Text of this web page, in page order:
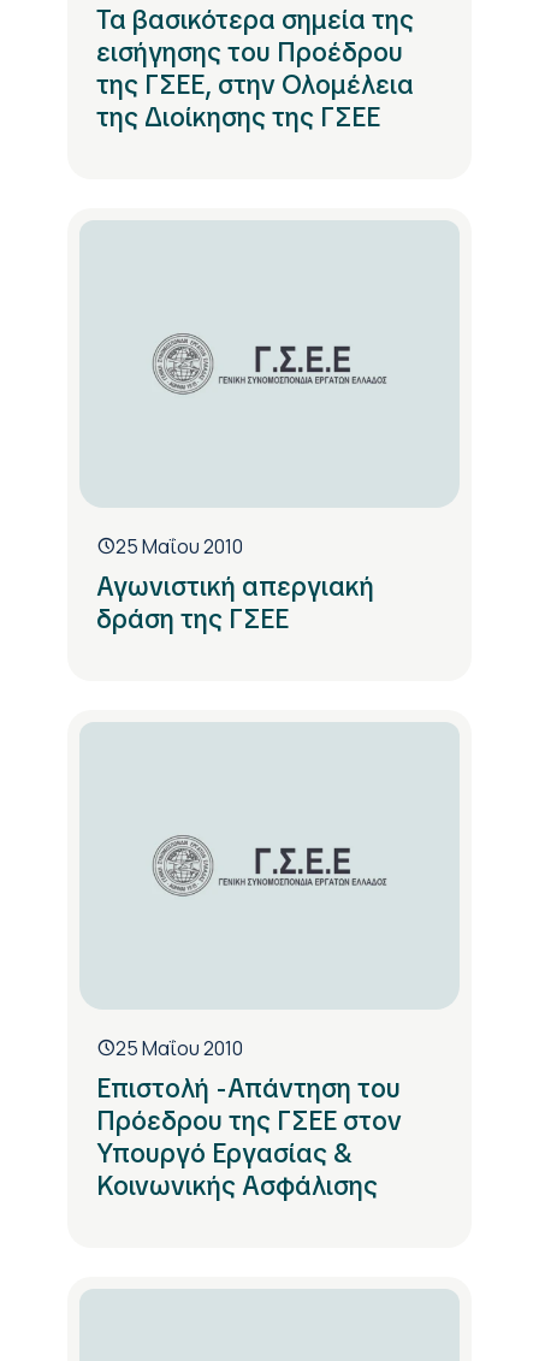
Τα βασικότερα σημεία της
εισήγησης του Προέδρου
της ΓΣΕΕ, στην Ολομέλεια
της Διοίκησης της ΓΣΕΕ
25 Μαΐου 2010
Αγωνιστική απεργιακή
δράση της ΓΣΕΕ
25 Μαΐου 2010
Επιστολή -Απάντηση του
Πρόεδρου της ΓΣΕΕ στον
Υπουργό Εργασίας &
Κοινωνικής Ασφάλισης